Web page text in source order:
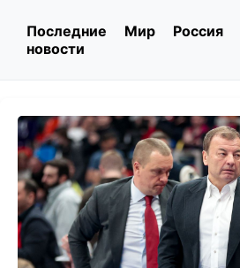
Последние
новости
Мир Россия